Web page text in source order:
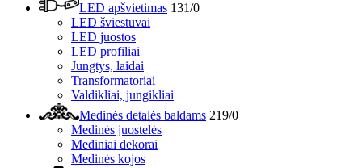
LED apšvietimas 131/0
LED šviestuvai
LED juostos
LED profiliai
Jungtys, laidai
Transformatoriai
Valdikliai, jungikliai
Medinės detalės baldams 219/0
Medinės juostelės
Mediniai dekorai
Medinės kojos